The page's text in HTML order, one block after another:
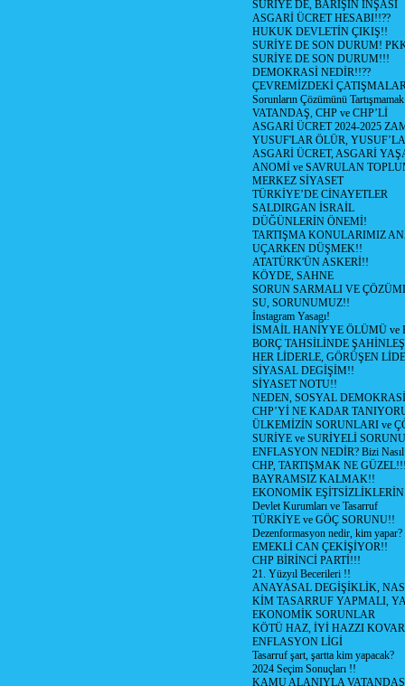
SURİYE DE, BARIŞIN İNŞASI
ASGARİ ÜCRET HESABI!!??
HUKUK DEVLETİN ÇIKIŞ!!
SURİYE DE SON DURUM!
SURİYE DE SON DURUM!!!
DEMOKRASİ NEDİR!!??
ÇEVREMİZDEKİ
Sorunların Çözümünü
VATANDAŞ, CHP ve CHP’Lİ
ASGARİ ÜCRET 2024-2025
YUSUF'LAR ÖLÜR,
ASGARİ ÜCRET, ASGARİ
ANOMİ ve SAVRULAN
MERKEZ SİYASET
TÜRKİYE’DE CİNAYETLER
SALDIRGAN İSRAİL
DÜĞÜNLERİN ÖNEMİ!
TARTIŞMA KONULARIMIZ
UÇARKEN DÜŞMEK!!
ATATÜRK'ÜN ASKERİ!!
KÖYDE, SAHNE
SORUN SARMALI VE
SU, SORUNUMUZ!!
İnstagram Yasagı!
İSMAİL HANİYYE ÖLÜMÜ ve
BORÇ TAHSİLİNDE
HER LİDERLE, GÖRÜŞEN
SİYASAL DEGİŞİM!!
SİYASET NOTU!!
NEDEN, SOSYAL
CHP’Yİ NE KADAR
ÜLKEMİZİN SORUNLARI ve
SURİYE ve SURİYELİ
ENFLASYON NEDİR? Bizi
CHP, TARTIŞMAK NE
BAYRAMSIZ KALMAK!!
EKONOMİK
Devlet Kurumları ve Tasarruf
TÜRKİYE ve GÖÇ SORUNU!!
Dezenformasyon nedir, kim yapar?
EMEKLİ CAN ÇEKİŞİYOR!!
CHP BİRİNCİ PARTİ!!!
21. Yüzyıl Becerileri !!
ANAYASAL DEGİŞİKLİK,
KİM TASARRUF YAPMALI,
EKONOMİK SORUNLAR
KÖTÜ HAZ, İYİ HAZZI
ENFLASYON LİGİ
Tasarruf şart, şartta kim yapacak?
2024 Seçim Sonuçları !!
KAMU ALANIYLA